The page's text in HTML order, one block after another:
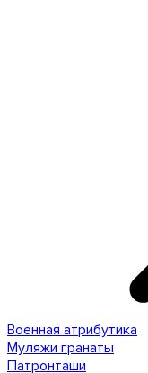
Военная атрибутика
Муляжи гранаты
Патронташи